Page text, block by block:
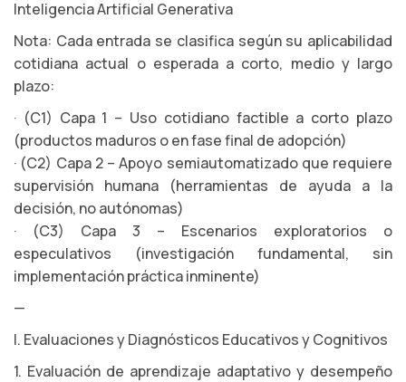
Inteligencia Artificial Generativa
Nota: Cada entrada se clasifica según su aplicabilidad
cotidiana actual o esperada a corto, medio y largo
plazo:
· (C1) Capa 1 – Uso cotidiano factible a corto plazo
(productos maduros o en fase final de adopción)
· (C2) Capa 2 – Apoyo semiautomatizado que requiere
supervisión humana (herramientas de ayuda a la
decisión, no autónomas)
· (C3) Capa 3 – Escenarios exploratorios o
especulativos (investigación fundamental, sin
implementación práctica inminente)
—
I. Evaluaciones y Diagnósticos Educativos y Cognitivos
1. Evaluación de aprendizaje adaptativo y desempeño